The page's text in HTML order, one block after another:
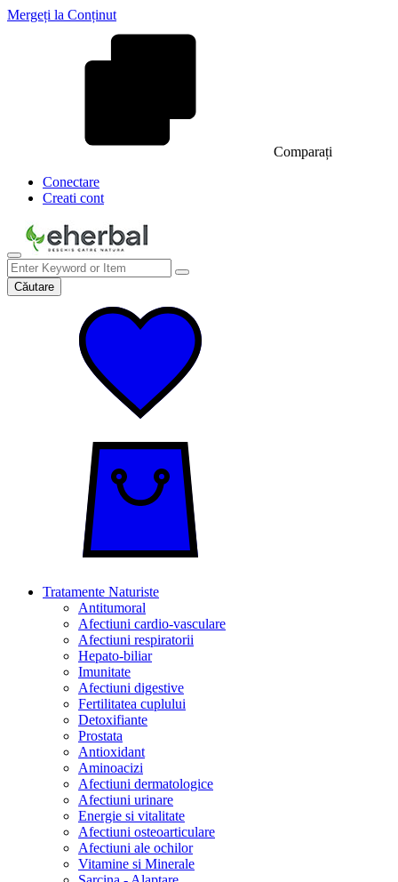
Mergeți la Conținut
Comparați
Conectare
Creati cont
Căutare
Tratamente Naturiste
Antitumoral
Afectiuni cardio-vasculare
Afectiuni respiratorii
Hepato-biliar
Imunitate
Afectiuni digestive
Fertilitatea cuplului
Detoxifiante
Prostata
Antioxidant
Aminoacizi
Afectiuni dermatologice
Afectiuni urinare
Energie si vitalitate
Afectiuni osteoarticulare
Afectiuni ale ochilor
Vitamine si Minerale